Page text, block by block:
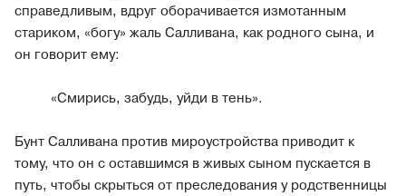
справедливым, вдруг оборачивается измотанным
стариком, «богу» жаль Салливана, как родного сына, и
он говорит ему:
«Смирись, забудь, уйди в тень».
Бунт Салливана против мироустройства приводит к
тому, что он с оставшимся в живых сыном пускается в
путь, чтобы скрыться от преследования у родственницы